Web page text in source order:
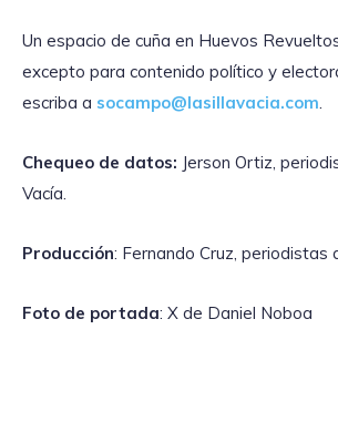
Un espacio de cuña en Huevos
excepto para contenido político y
escriba a socampo@lasillavacia.com
Chequeo de datos: Jerson Ortiz,
Vacía.
Producción: Fernando Cruz, periodistas
Foto de portada: X de Daniel Noboa